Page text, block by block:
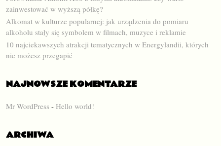
zainwestować w wyższą półkę?
Alkomat w kulturze popularnej: jak urządzenia do pomiaru
alkoholu stały się symbolem w filmach, muzyce i reklamie
10 najciekawszych atrakcji tematycznych w Energylandii, których
nie możesz przegapić
NAJNOWSZE KOMENTARZE
Mr WordPress - Hello world!
ARCHIWA